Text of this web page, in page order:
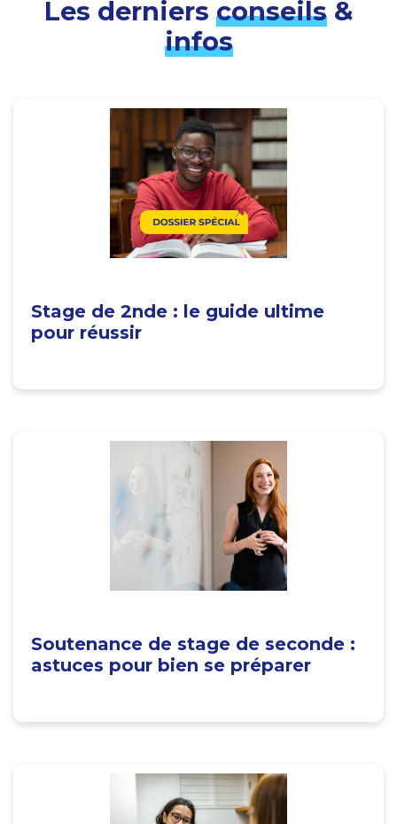
Les derniers conseils&
infos
Stage de 2nde : le guide ultime
pour réussir
Soutenance de stage de seconde :
astuces pour bien se préparer